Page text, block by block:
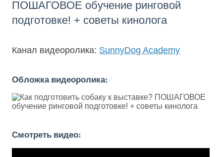
ПОШАГОВОЕ обучение ринговой
подготовке! + советы кинолога
Канал видеоролика: SunnyDog Academy
Обложка видеоролика:
Смотреть видео: